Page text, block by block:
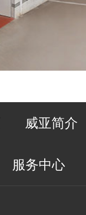
威亚简介
服务中心